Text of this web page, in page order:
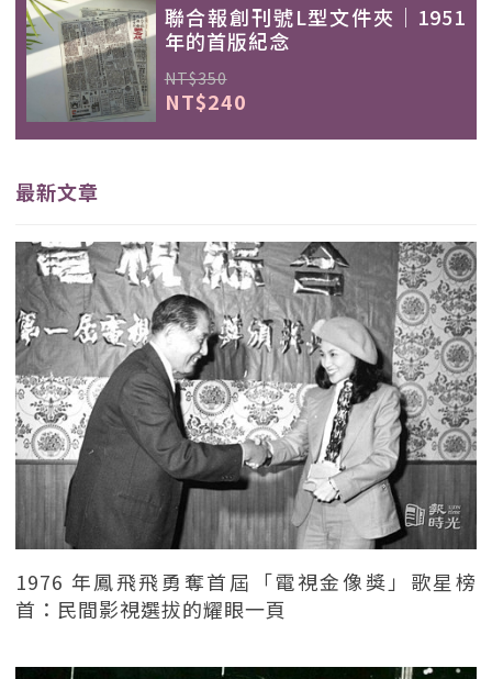
聯合報創刊號L型文件夾｜1951
年的首版紀念
NT$350
NT$240
最新文章
1976 年鳳飛飛勇奪首屆「電視金像獎」歌星榜
首：民間影視選拔的耀眼一頁